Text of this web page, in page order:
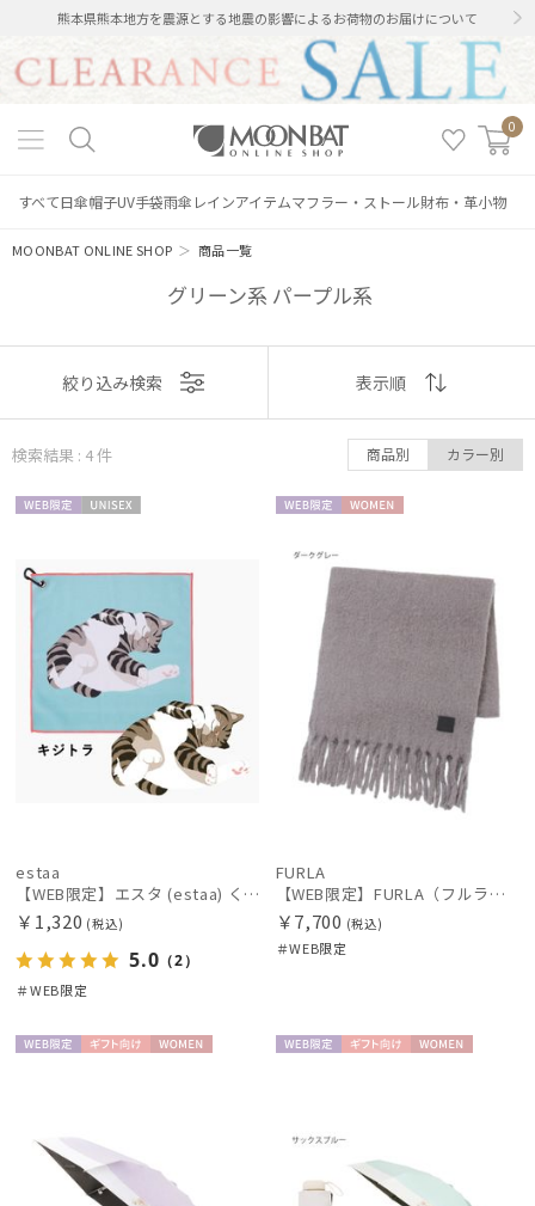
熊本県熊本地方を震源とする地震の影響によるお荷物のお届けについて
0
すべて日傘帽子UV手袋雨傘 レインアイテムマフラー・ストール財布・革小物
MOONBAT ONLINE SHOP ＞商品一覧
グリーン系 パープル系
絞り込み
カテゴリー
ブランド
カラー
価格・割引率
表示
おすすめ
価格の高い
価格の低い
順
売上点数順
絞り込み検索 表示順
検索結果 : 4件 商品別 カラー別
estaa
【WEB限定】エスタ (estaa) くっつきタオル ねこ
￥1,320 (税込)
5.0 （2）
＃WEB限定
FURLA
【WEB限定】FURLA（フルラ） シャギーマフラー
￥7,700 (税込)
＃WEB限定